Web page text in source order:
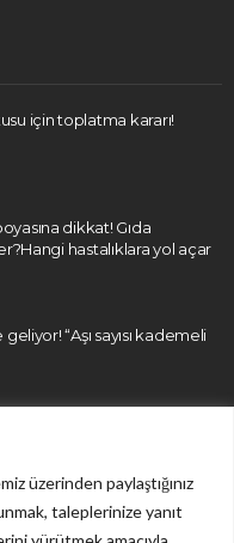
üzerinden paylaştığınız
taleplerinize yanıt
için toplatma kararı!
dikkat! Gıda
hastalıklara yol açar
“Aşı sayısı kademeli